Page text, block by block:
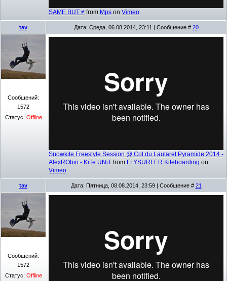
SAME BUT ≠ from Mps on Vimeo
tav Дата: Среда, 06.08.2014, 23:11 | Сообщение # 20
Сообщений:
1572
Статус: Offline
Snowkite Freestyle Session @ Col du Lautaret Pyramide 2014 -
AlexRObin - KiTe UNiT from FLYSURFER Kiteboarding on
Vimeo
tav Дата: Пятница, 08.08.2014, 23:59 | Сообщение # 21
Сообщений:
1572
Статус: Offline